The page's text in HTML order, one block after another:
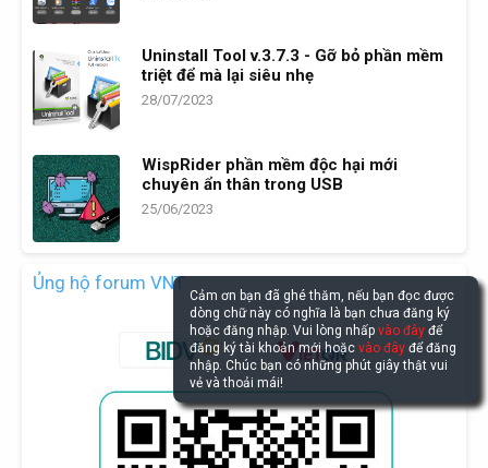
Uninstall Tool v.3.7.3 - Gỡ bỏ phần mềm
triệt để mà lại siêu nhẹ
28/07/2023
WispRider phần mềm độc hại mới
chuyên ẩn thân trong USB
25/06/2023
Ủng hộ forum VNT
Cảm ơn bạn đã ghé thăm, nếu bạn đọc được
dòng chữ này có nghĩa là bạn chưa đăng ký
hoặc đăng nhập. Vui lòng nhấpvào đây để
đăng ký tài khoản mới hoặcvào đây để đăng
nhập. Chúc bạn có những phút giây thật vui
vẻ và thoải mái!